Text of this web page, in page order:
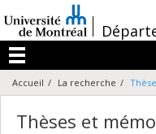
au
contenu
/
Menu
Accueil La recherche
Thèses et